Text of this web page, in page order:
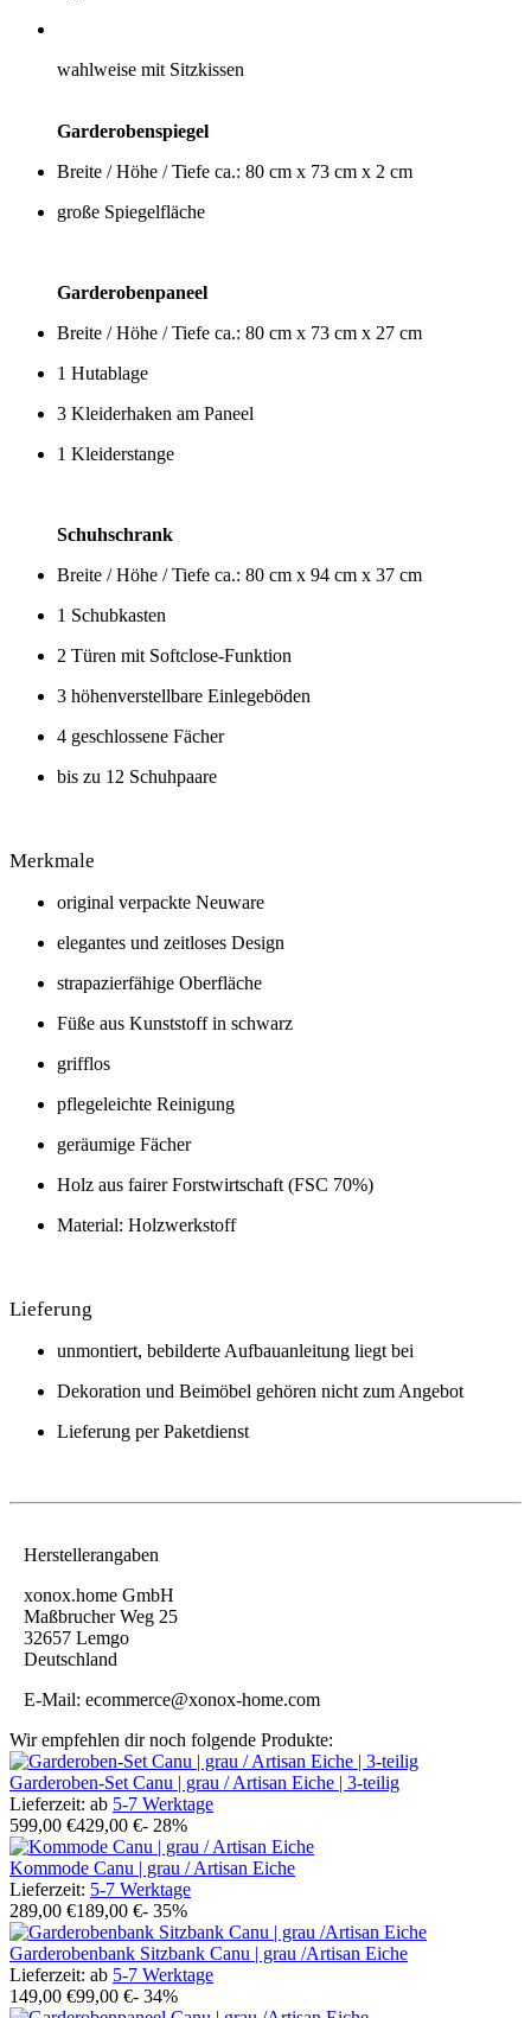
wahlweise mit Sitzkissen
Garderobenspiegel
Breite / Höhe / Tiefe ca.: 80 cm x 73 cm x 2 cm
große Spiegelfläche
Garderobenpaneel
Breite / Höhe / Tiefe ca.: 80 cm x 73 cm x 27 cm
1 Hutablage
3 Kleiderhaken am Paneel
1 Kleiderstange
Schuhschrank
Breite / Höhe / Tiefe ca.: 80 cm x 94 cm x 37 cm
1 Schubkasten
2 Türen mit Softclose-Funktion
3 höhenverstellbare Einlegeböden
4 geschlossene Fächer
bis zu 12 Schuhpaare
Merkmale
original verpackte Neuware
elegantes und zeitloses Design
strapazierfähige Oberfläche
Füße aus Kunststoff in schwarz
grifflos
pflegeleichte Reinigung
geräumige Fächer
Holz aus fairer Forstwirtschaft (FSC 70%)
Material: Holzwerkstoff
Lieferung
unmontiert, bebilderte Aufbauanleitung liegt bei
Dekoration und Beimöbel gehören nicht zum Angebot
Lieferung per Paketdienst
Herstellerangaben
xonox.home GmbH
Maßbrucher Weg 25
32657 Lemgo
Deutschland
E-Mail: ecommerce@xonox-home.com
Wir empfehlen dir noch folgende Produkte:
Garderoben-Set Canu | grau / Artisan Eiche | 3-teilig
Lieferzeit: ab 5-7 Werktage
599,00 €429,00 €- 28%
Kommode Canu | grau / Artisan Eiche
Lieferzeit: 5-7 Werktage
289,00 €189,00 €- 35%
Garderobenbank Sitzbank Canu | grau /Artisan Eiche
Lieferzeit: ab 5-7 Werktage
149,00 €99,00 €- 34%